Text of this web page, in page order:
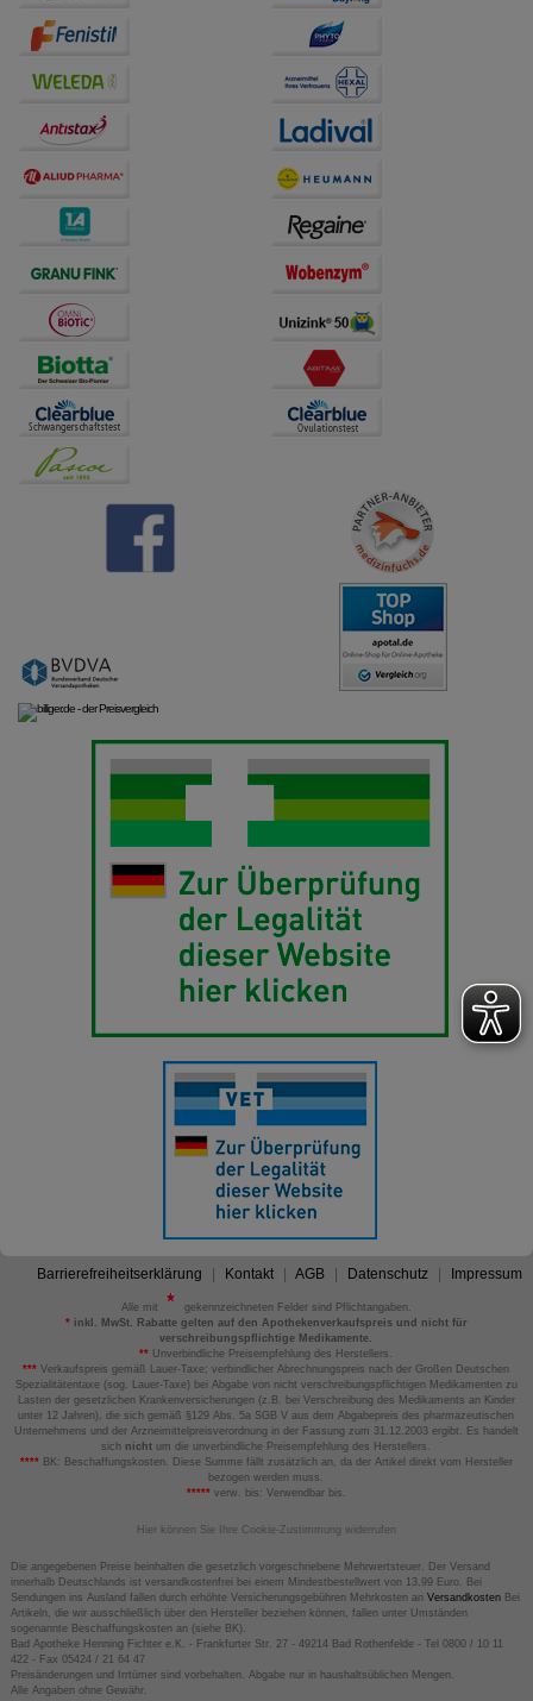
Barrierefreiheitserklärung Kontakt AGB Datenschutz Impressum
Alle mit
gekennzeichneten Felder sind Pflichtangaben.
*inkl. MwSt. Rabatte gelten auf den Apothekenverkaufspreis und nicht für
verschreibungspflichtige Medikamente.
** Unverbindliche Preisempfehlung des Herstellers.
*** Verkaufspreis gemäß Lauer-Taxe; verbindlicher Abrechnungspreis nach der Großen Deutschen
Spezialitätentaxe (sog. Lauer-Taxe) bei Abgabe von nicht verschreibungspflichtigen Medikamenten zu
Lasten der gesetzlichen Krankenversicherungen (z.B. bei Verschreibung des Medikaments an Kinder
unter 12 Jahren), die sich gemäß §129 Abs. 5a SGB V aus dem Abgabepreis des pharmazeutischen
Unternehmens und der Arzneimittelpreisverordnung in der Fassung zum 31.12.2003 ergibt. Es handelt
sich nicht um die unverbindliche Preisempfehlung des Herstellers.
****BK: Beschaffungskosten. Diese Summe fällt zusätzlich an, da der Artikel direkt vom Hersteller
bezogen werden muss.
*****verw. bis: Verwendbar bis.
Hier können Sie Ihre Cookie-Zustimmung widerrufen
Die angegebenen Preise beinhalten die gesetzlich vorgeschriebene Mehrwertsteuer. Der Versand
innerhalb Deutschlands ist versandkostenfrei bei einem Mindestbestellwert von 13,99 Euro. Bei
Sendungen ins Ausland fallen durch erhöhte Versicherungsgebühren Mehrkosten an VersandkostenBei
Artikeln, die wir ausschließlich über den Hersteller beziehen können, fallen unter Umständen
sogenannte Beschaffungskosten an (siehe BK).
Bad Apotheke Henning Fichter e.K. - Frankfurter Str. 27 - 49214 Bad Rothenfelde - Tel 0800 / 10 11
422 - Fax 05424 / 21 64 47
Preisänderungen und Irrtümer sind vorbehalten. Abgabe nur in haushaltsüblichen Mengen.
Alle Angaben ohne Gewähr.